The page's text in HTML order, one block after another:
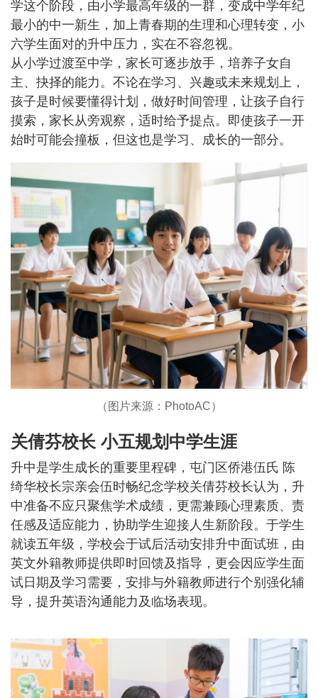
学这个阶段，由小学最高年级的一群，变成中学年纪
最小的中一新生，加上青春期的生理和心理转变，小
六学生面对的升中压力，实在不容忽视。
从小学过渡至中学，家长可逐步放手，培养子女自
主、抉择的能力。不论在学习、兴趣或未来规划上，
孩子是时候要懂得计划，做好时间管理，让孩子自行
摸索，家长从旁观察，适时给予提点。即使孩子一开
始时可能会撞板，但这也是学习、成长的一部分。
（图片来源：PhotoAC）
关倩芬校长 小五规划中学生涯
升中是学生成长的重要里程碑，屯门区侨港伍氏 陈
绮华校长宗亲会伍时畅纪念学校关倩芬校长认为，升
中准备不应只聚焦学术成绩，更需兼顾心理素质、责
任感及适应能力，协助学生迎接人生新阶段。于学生
就读五年级，学校会于试后活动安排升中面试班，由
英文外籍教师提供即时回馈及指导，更会因应学生面
试日期及学习需要，安排与外籍教师进行个别强化辅
导，提升英语沟通能力及临场表现。